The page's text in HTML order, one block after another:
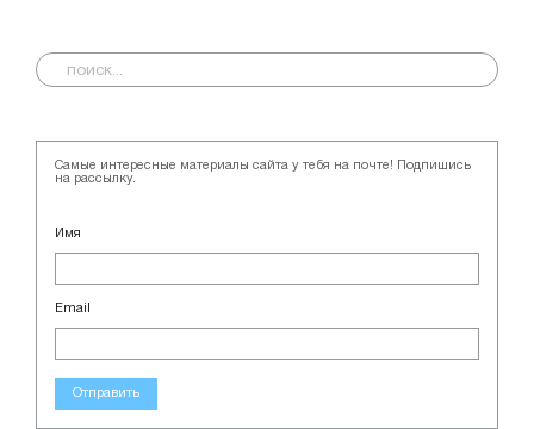
Самые интересные материалы сайта у тебя на почте! Подпишись
на рассылку.
Имя
Email
Отправить